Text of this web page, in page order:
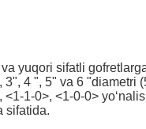
yuqori sifatli
4 ", 5" va 6 "diametri
1-0>, <1-0-0>
sifatida.